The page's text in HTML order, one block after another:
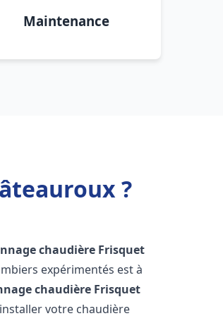
Maintenance
?
chaudière Frisquet
expérimentés est à
chaudière Frisquet
votre chaudière